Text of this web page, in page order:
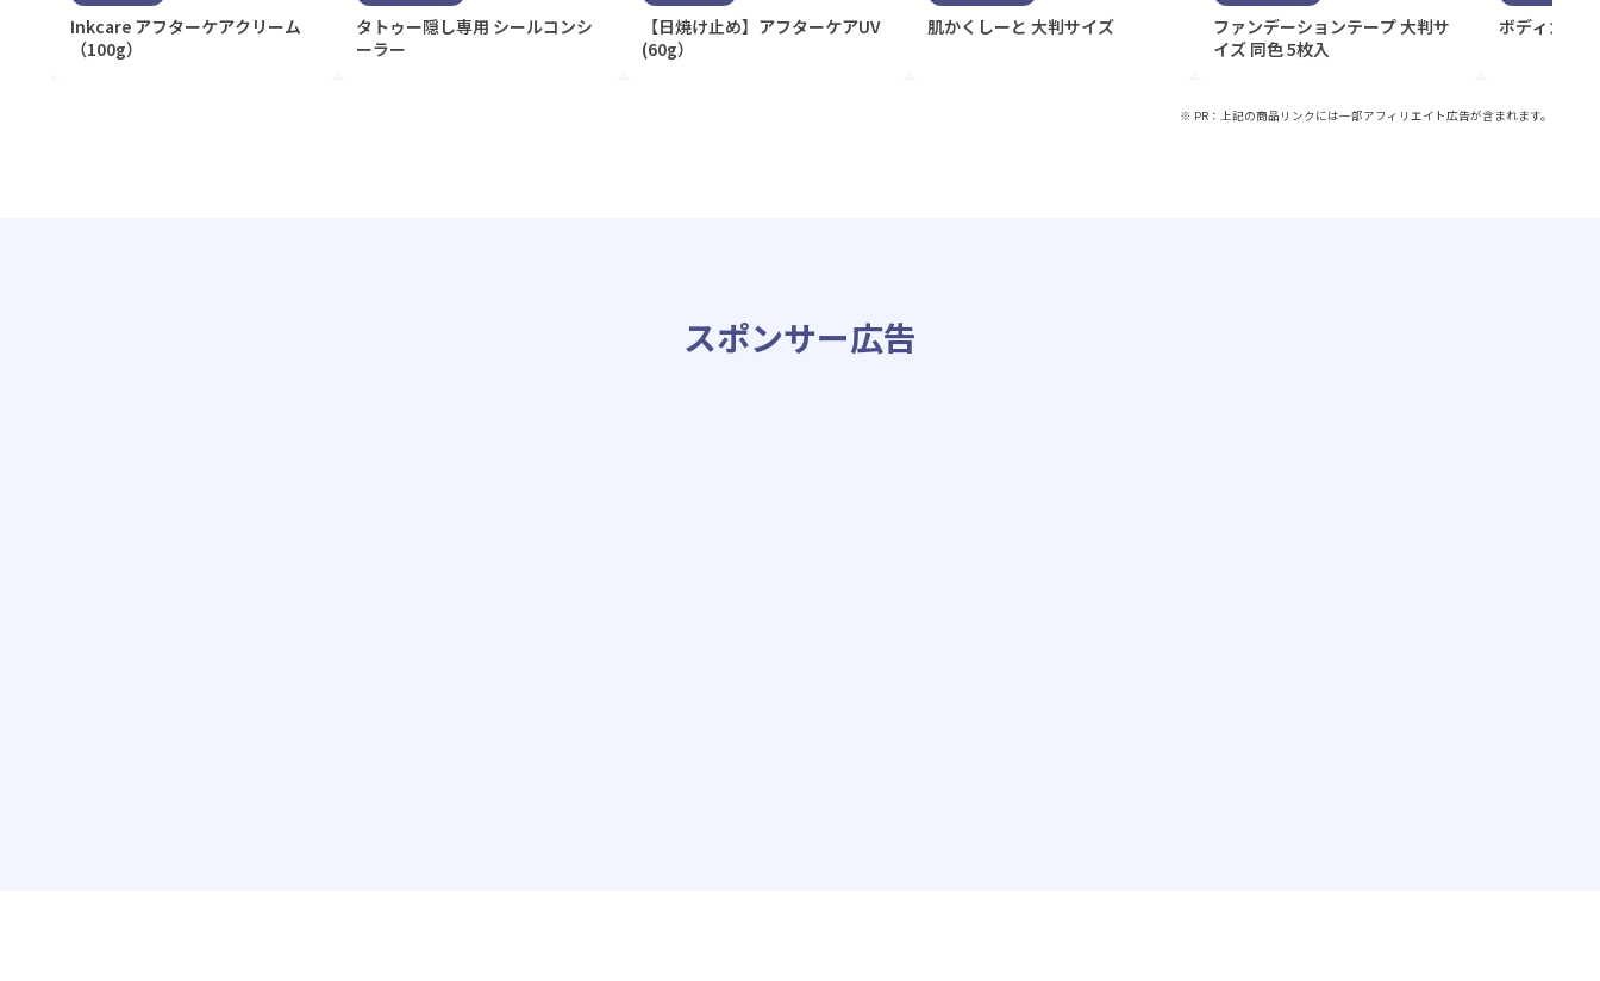
Inkcare アフターケアクリーム
（100g）
タトゥー隠し専用 シールコンシ
ーラー
【日焼け止め】アフターケアUV
(60g）
肌かくしーと 大判サイズ
ファンデーションテープ 大判サ
イズ 同色 5枚入
ボディカバ
※ PR：上記の商品リンクには一部アフィリエイト広告が含まれます。
スポンサー広告